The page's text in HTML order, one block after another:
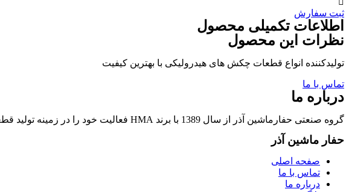
ثبت سفارش
اطلاعات تکمیلی محصول
نظرات این محصول
تولیدکننده انواع قطعات چکش های هیدرولیکی با بهترین کیفیت
تماس با ما
درباره ما
گروه صنعتی حفارماشین آذر از سال 1389 با برند HMA فعالیت خود را در زمینه تولید قطعات چکشهای هیدرولیکی و قطعات وابسته آغاز نمود.
حفار ماشین آذر
صفحه اصلی
تماس با ما
درباره ما